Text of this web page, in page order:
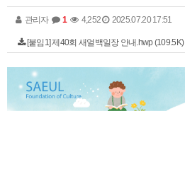
관리자 1 4,252 2025.07.20 17:51
[붙임1] 제40회 새얼백일장 안내.hwp (109.5K)